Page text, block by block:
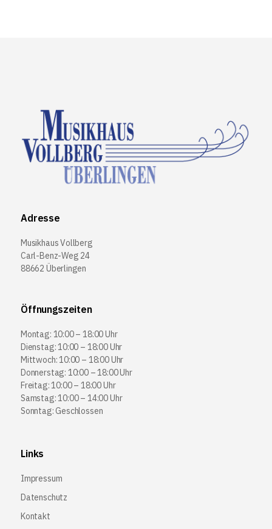
Adresse
Musikhaus Vollberg
Carl-Benz-Weg 24
88662 Überlingen
Öffnungszeiten
Montag: 10:00 – 18:00 Uhr
Dienstag: 10:00 – 18:00 Uhr
Mittwoch: 10:00 – 18:00 Uhr
Donnerstag: 10:00 – 18:00 Uhr
Freitag: 10:00 – 18:00 Uhr
Samstag: 10:00 – 14:00 Uhr
Sonntag: Geschlossen
Links
Impressum
Datenschutz
Kontakt